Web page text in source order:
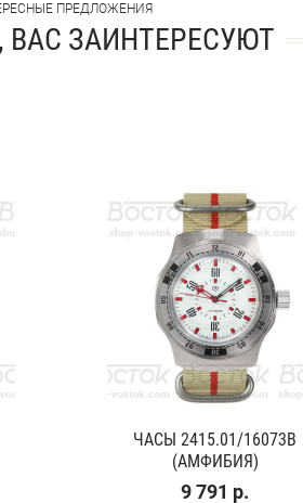
ПРЕДЛОЖЕНИЯ
ЗАИНТЕРЕСУЮТ
ЧАСЫ 2415.01/16073В
(АМФИБИЯ)
9 791 р.